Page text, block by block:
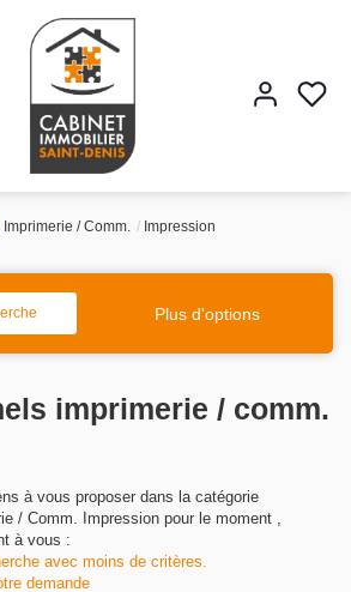
Imprimerie / Comm. Impression
Plus d'options
imprimerie / comm.
à vous proposer dans la catégorie
/ Comm. Impression pour le moment ,
à vous :
avec moins de critères.
demande